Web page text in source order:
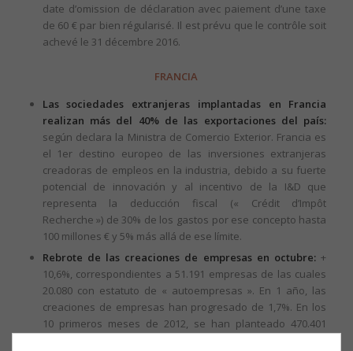
date d’omission de déclaration avec paiement d’une taxe
de 60 € par bien régularisé. Il est prévu que le contrôle soit
achevé le 31 décembre 2016.
FRANCIA
Las sociedades extranjeras implantadas en Francia
realizan más del 40% de las exportaciones del país:
según declara la Ministra de Comercio Exterior. Francia es
el 1er destino europeo de las inversiones extranjeras
creadoras de empleos en la industria, debido a su fuerte
potencial de innovación y al incentivo de la I&D que
representa la deducción fiscal (« Crédit d’Impôt
Recherche ») de 30% de los gastos por ese concepto hasta
100 millones € y 5% más allá de ese límite.
Rebrote de las creaciones de empresas en octubre: +
10,6%, correspondientes a 51.191 empresas de las cuales
20.080 con estatuto de « autoempresas ». En 1 año, las
creaciones de empresas han progresado de 1,7%. En los
10 primeros meses de 2012, se han planteado 470.401